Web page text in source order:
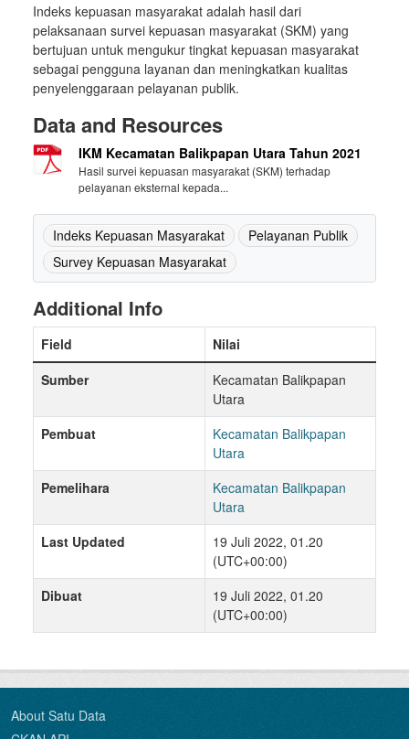
Indeks kepuasan masyarakat adalah hasil dari
pelaksanaan survei kepuasan masyarakat (SKM) yang
bertujuan untuk mengukur tingkat kepuasan masyarakat
sebagai pengguna layanan dan meningkatkan kualitas
penyelenggaraan pelayanan publik.
Data and Resources
IKM Kecamatan Balikpapan Utara Tahun 2021
Hasil survei kepuasan masyarakat (SKM) terhadap
pelayanan eksternal kepada...
Indeks Kepuasan Masyarakat
Pelayanan Publik
Survey Kepuasan Masyarakat
Additional Info
Field
Nilai
Sumber
Kecamatan Balikpapan
Utara
Pembuat
Kecamatan Balikpapan
Utara
Pemelihara
Kecamatan Balikpapan
Utara
Last Updated
19 Juli 2022, 01.20
(UTC+00:00)
Dibuat
19 Juli 2022, 01.20
(UTC+00:00)
About Satu Data